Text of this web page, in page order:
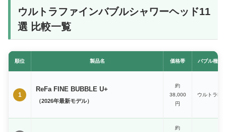
ウルトラファインバブルシャワーヘッド11
選 比較一覧
順位 製品名 価格帯 バブル種類
1
ReFa FINE BUBBLE U+
（2026年最新モデル）
約
38,000
円
ウルトラFB
約